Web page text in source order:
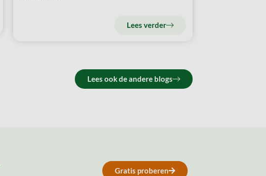
Lees verder
Lees ook de andere blogs
Gratis proberen